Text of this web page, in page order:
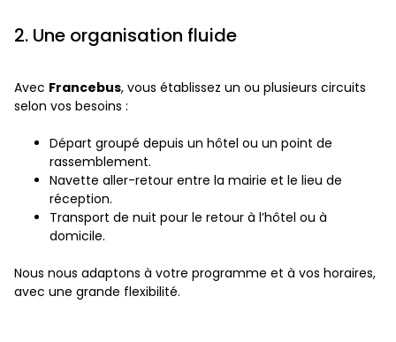
2. Une organisation fluide
Avec Francebus, vous établissez un ou plusieurs circuits
selon vos besoins :
Départ groupé depuis un hôtel ou un point de
rassemblement.
Navette aller-retour entre la mairie et le lieu de
réception.
Transport de nuit pour le retour à l’hôtel ou à
domicile.
Nous nous adaptons à votre programme et à vos horaires,
avec une grande flexibilité.